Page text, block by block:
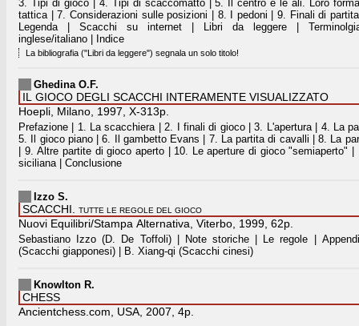
3. Tipi di gioco | 4. Tipi di scaccomatto | 5. Il centro e le ali. Loro
tattica | 7. Considerazioni sulle posizioni | 8. I pedoni | 9. Finali di
Legenda | Scacchi su internet | Libri da leggere |
inglese/italiano | Indice
La bibliografia ("Libri da leggere") segnala un solo titolo!
Ghedina O.F.
IL GIOCO DEGLI SCACCHI INTERAMENTE VISUALIZZATO
Hoepli, Milano, 1997, X-313p.
Prefazione | 1. La scacchiera | 2. I finali di gioco | 3. L'apertura | 4. La
5. Il gioco piano | 6. Il gambetto Evans | 7. La partita di cavalli | 8. La
| 9. Altre partite di gioco aperto | 10. Le aperture di gioco "semiaperto" |
siciliana | Conclusione
Izzo S.
SCACCHI. TUTTE LE REGOLE DEL GIOCO
Nuovi Equilibri/Stampa Alternativa, Viterbo, 1999, 62p.
Sebastiano Izzo (D. De Toffoli) | Note storiche | Le regole |
(Scacchi giapponesi) | B. Xiang-qi (Scacchi cinesi)
Knowlton R.
CHESS
Ancientchess.com, USA, 2007, 4p.